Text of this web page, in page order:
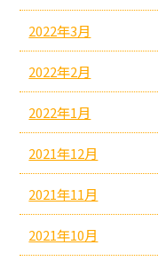
2022年3月
2022年2月
2022年1月
2021年12月
2021年11月
2021年10月